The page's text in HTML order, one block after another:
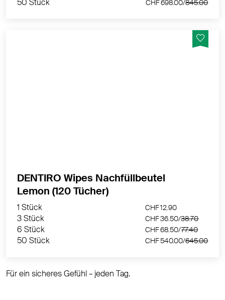
CHF 698.00/845.00
1 Stück
3 Stück
6 Stück CHF 68.50/
50 Stück CHF 540.00/645.00
DENTIRO Wipes Nachfüllbeutel
Lemon (120 Tücher)
1 Stück
3 Stück
6 Stück
50 Stück
CHF 12.90
CHF 36.50/38.70
CHF 68.50/77.40
CHF 540.00/645.00
Für ein sicheres Gefühl – jeden Tag.